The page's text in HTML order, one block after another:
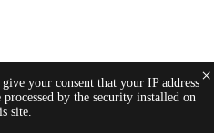
your consent that your IP address
by the security installed on
site.
×